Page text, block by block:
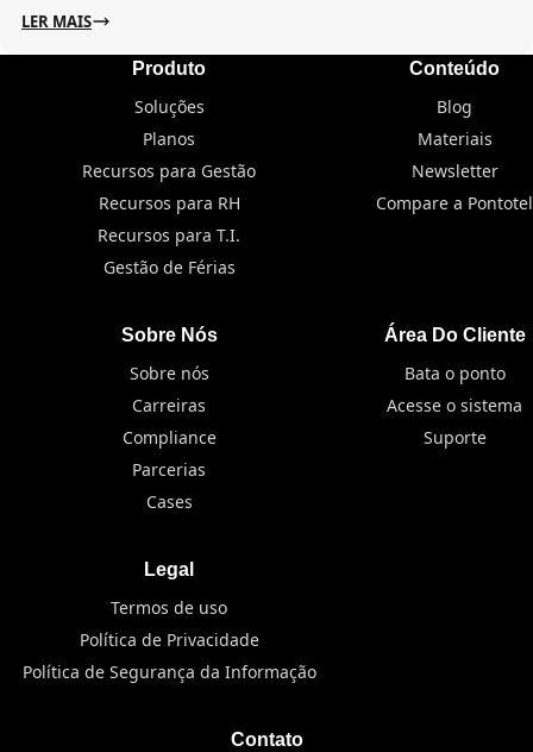
LER MAIS
Produto
Soluções
Planos
Recursos para Gestão
Recursos para RH
Recursos para T.I.
Gestão de Férias
Conteúdo
Blog
Materiais
Newsletter
Compare a Pontotel
Sobre Nós
Sobre nós
Carreiras
Compliance
Parcerias
Cases
Área Do Cliente
Bata o ponto
Acesse o sistema
Suporte
Legal
Termos de uso
Política de Privacidade
Política de Segurança da Informação
Contato